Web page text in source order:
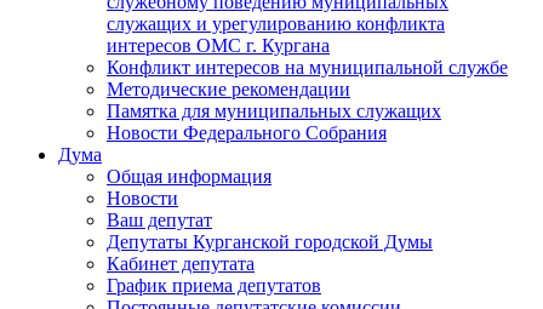
служащих и урегулированию конфликта
интересов ОМС г. Кургана
Конфликт интересов на муниципальной службе
Методические рекомендации
Памятка для муниципальных служащих
Новости Федерального Cобрания
Дума
Общая информация
Новости
Ваш депутат
Депутаты Курганской городской Думы
Кабинет депутата
График приема депутатов